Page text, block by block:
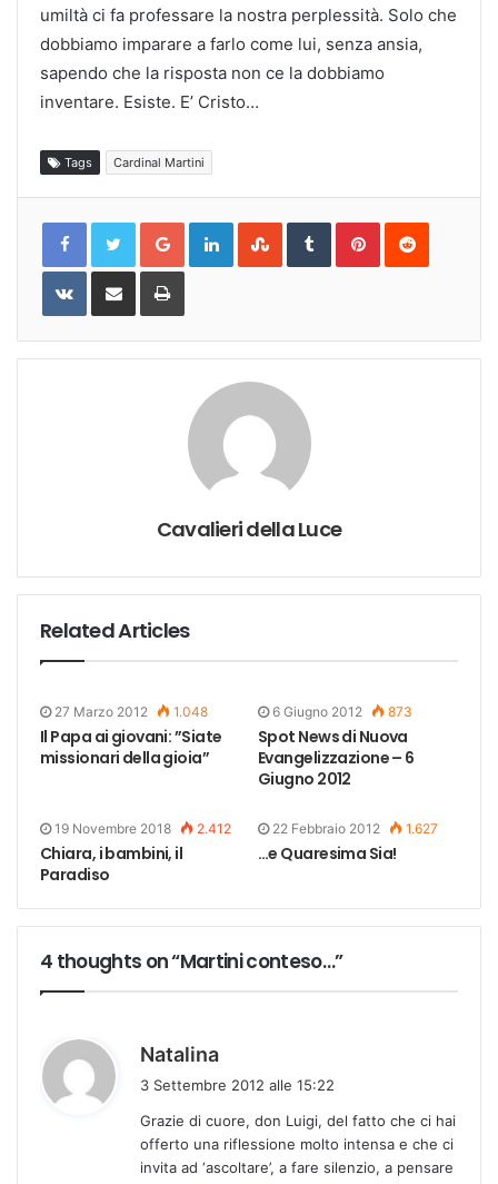
umiltà ci fa professare la nostra perplessità. Solo che
dobbiamo imparare a farlo come lui, senza ansia,
sapendo che la risposta non ce la dobbiamo
inventare. Esiste. E’ Cristo…
Tags Cardinal Martini
Google+LinkedInStumbleUpon
TumblrPinterestReddit
VKontakteShare
Email
Print
Cavalieri della Luce
Related Articles
27 Marzo 2012 1.048
Il Papa ai giovani: ”Siate
missionari della gioia”
6 Giugno 2012 873
Spot News di Nuova
Evangelizzazione – 6
Giugno 2012
19 Novembre 2018 2.412
Chiara, i bambini, il
Paradiso
22 Febbraio 2012 1.627
…e Quaresima Sia!
4 thoughts on “Martini conteso…”
Natalina
e
t
3 Settembre 2012 alle 15:22
Grazie di cuore, don Luigi, del fatto che ci hai
offerto una riflessione molto intensa e che ci
invita ad ‘ascoltare’, a fare silenzio, a pensare